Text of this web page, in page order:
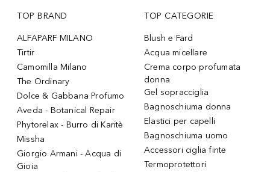
TOP BRAND
ALFAPARF MILANO
Tirtir
Camomilla Milano
The Ordinary
Dolce & Gabbana Profumo
Aveda - Botanical Repair
Phytorelax - Burro di Karitè
Missha
Giorgio Armani - Acqua di
Gioia
TOP CATEGORIE
Blush e Fard
Acqua micellare
Crema corpo profumata
donna
Gel sopracciglia
Bagnoschiuma donna
Elastici per capelli
Bagnoschiuma uomo
Accessori ciglia finte
Termoprotettori